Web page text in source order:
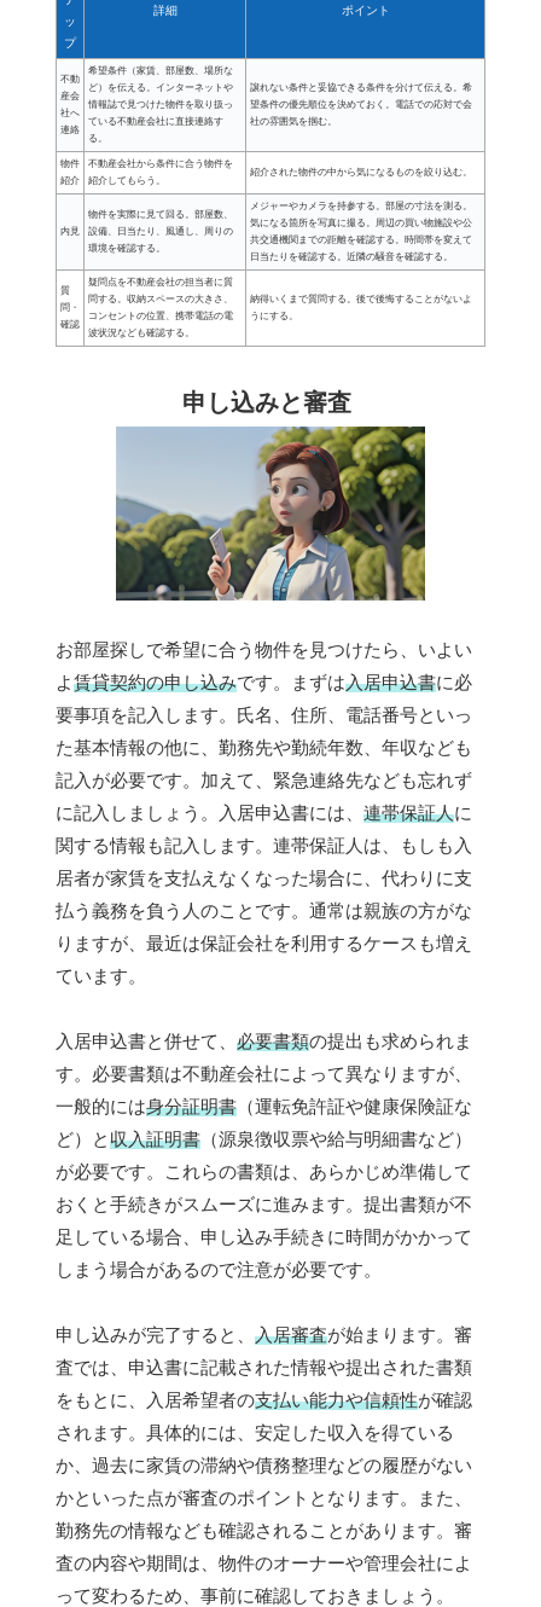
ッ
プ
詳細 ポイント
不動
産会
社へ
連絡
希望条件（家賃、部屋数、場所な
ど）を伝える。インターネットや
情報誌で見つけた物件を取り扱っ
ている不動産会社に直接連絡す
る。
譲れない条件と妥協できる条件を分けて伝える。希
望条件の優先順位を決めておく。電話での応対で会
社の雰囲気を掴む。
物件
紹介
不動産会社から条件に合う物件を
紹介してもらう。
紹介された物件の中から気になるものを絞り込む。
内見
物件を実際に見て回る。部屋数、
設備、日当たり、風通し、周りの
環境を確認する。
メジャーやカメラを持参する。部屋の寸法を測る。
気になる箇所を写真に撮る。周辺の買い物施設や公
共交通機関までの距離を確認する。時間帯を変えて
日当たりを確認する。近隣の騒音を確認する。
質
問・
確認
疑問点を不動産会社の担当者に質
問する。収納スペースの大きさ、
コンセントの位置、携帯電話の電
波状況なども確認する。
納得いくまで質問する。後で後悔することがないよ
うにする。
申し込みと審査
お部屋探しで希望に合う物件を見つけたら、いよい
よ賃貸契約の申し込みです。まずは入居申込書に必
要事項を記入します。氏名、住所、電話番号といっ
た基本情報の他に、勤務先や勤続年数、年収なども
記入が必要です。加えて、緊急連絡先なども忘れず
に記入しましょう。入居申込書には、 連帯保証人に
関する情報も記入します。連帯保証人は、もしも入
居者が家賃を支払えなくなった場合に、代わりに支
払う義務を負う人のことです。通常は親族の方がな
りますが、最近は保証会社を利用するケースも増え
ています。
入居申込書と併せて、 必要書類の提出も求められま
す。必要書類は不動産会社によって異なりますが、
一般的には身分証明書 （運転免許証や健康保険証な
ど）と収入証明書 （源泉徴収票や給与明細書など）
が必要です。これらの書類は、あらかじめ準備して
おくと手続きがスムーズに進みます。提出書類が不
足している場合、申し込み手続きに時間がかかって
しまう場合があるので注意が必要です。
申し込みが完了すると、 入居審査が始まります。審
査では、申込書に記載された情報や提出された書類
をもとに、入居希望者の支払い能力や信頼性が確認
されます。具体的には、安定した収入を得ている
か、過去に家賃の滞納や債務整理などの履歴がない
かといった点が審査のポイントとなります。また、
勤務先の情報なども確認されることがあります。審
査の内容や期間は、物件のオーナーや管理会社によ
って変わるため、事前に確認しておきましょう。